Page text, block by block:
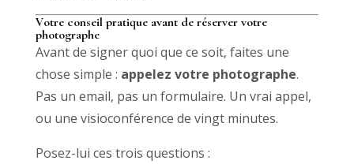
Votre conseil pratique avant de réserver votre
photographe
Avant de signer quoi que ce soit, faites une
chose simple : appelez votre photographe.
Pas un email, pas un formulaire. Un vrai appel,
ou une visioconférence de vingt minutes.
Posez-lui ces trois questions :